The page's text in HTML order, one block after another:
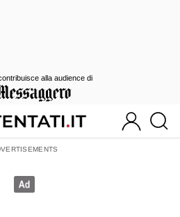
alla audience di